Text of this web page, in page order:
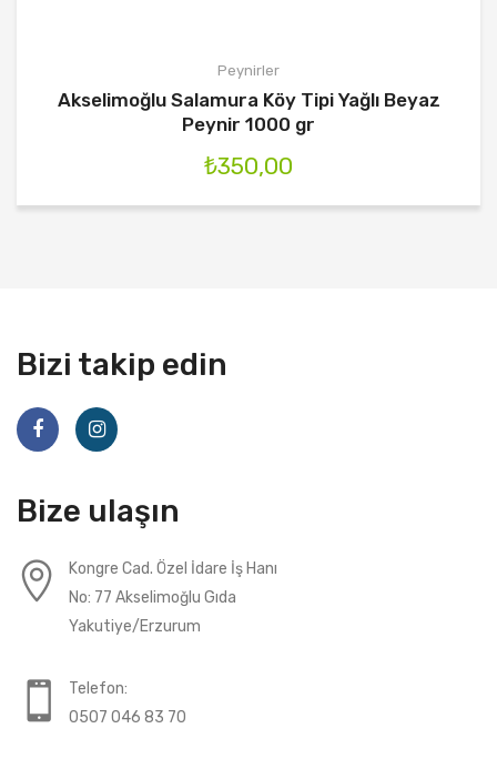
Peynirler
Akselimoğlu Salamura Köy Tipi Yağlı Beyaz
Peynir 1000 gr
₺350,00
Bizi takip edin
Bize ulaşın
Kongre Cad. Özel İdare İş Hanı
No: 77 Akselimoğlu Gıda
Yakutiye/Erzurum
Telefon:
0507 046 83 70